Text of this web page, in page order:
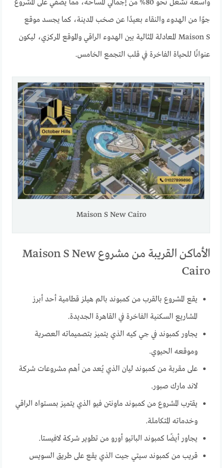
واسعة تشغل نحو 80% من إجمالي المساحة، مما يضفي على المشروع
جوًا من الهدوء والنقاء بعيدًا عن صخب المدينة، كما يجسد موقع
Maison S المعادلة المثالية بين الهدوء الراقي والموقع المركزي، ليكون
عنوانًا للحياة الفاخرة في قلب التجمع الخامس.
Maison S New Cairo
الأماكن القريبة من مشروع Maison S New
Cairo
يقع المشروع بالقرب من كمبوند بالم هيلز قطامية أحد أبرز
المشاريع السكنية الفاخرة في القاهرة الجديدة.
يجاور كمبوند في جي كيه الذي يتميز بتصميماته العصرية
وموقعه الحيوي.
على مقربة من كمبوند ليان الذي يُعد من أهم مشروعات شركة
لاند مارك صبور.
يقترب المشروع من كمبوند ماونتن فيو الذي يتميز بمستواه الراقي
وخدماته المتكاملة.
يجاور أيضًا كمبوند الباتيو أورو من تطوير شركة لافيستا.
قريب من كمبوند سيتي جيت الذي يقع على طريق السويس